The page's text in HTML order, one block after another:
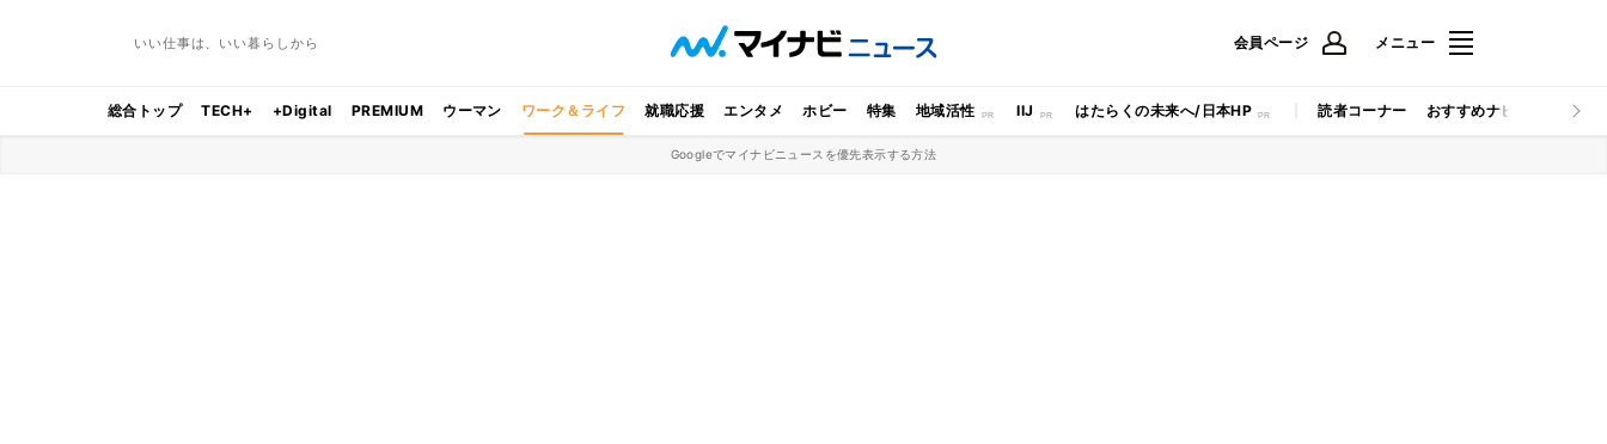
いい仕事は、いい暮らしから 会員ページ メニュー
総合トップ TECH+ +Digital PREMIUM ウーマン ワーク＆ライフ 就職応援 エンタメ ホビー 特集 地域活性 IIJ はたらくの未来へ/日本HP 読者コーナー おすすめナビ マイナビ
Googleでマイナビニュースを優先表示する方法